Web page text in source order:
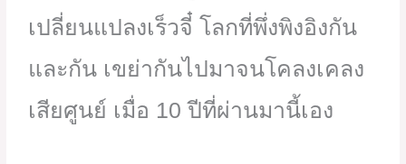
เปลี่ยนแปลงเร็วจี๋ โลกที่พึ่งพิงอิงกัน
และกัน เขย่ากันไปมาจนโคลงเคลง
เสียศูนย์ เมื่อ 10 ปีที่ผ่านมานี้เอง